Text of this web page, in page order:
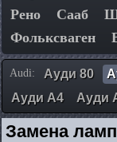
Рено
Сааб
Фольксваген
Audi: Ауди 80
Ауди А4
Ауди
Замена